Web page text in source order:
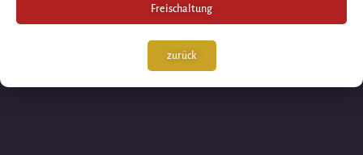
Freischaltung
zurück